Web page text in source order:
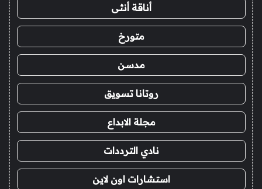
أناقة أنثى
متورخ
مدسن
روتانا تسويق
مجلة الابداع
نادي الترددات
استشارات اون لاين